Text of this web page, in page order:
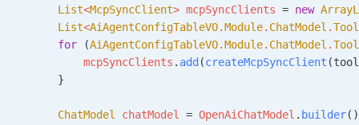
        List
<McpSyncClient> mcpSyncClients = new
        List
<AiAgentConfigTableVO.Module. ChatModel .
        for
(AiAgentConfigTableVO.Module. ChatModel .
            mcpSyncClients
. add (createMcpSyncClient
        }
        ChatModel
chatModel = OpenAiChatModel . builder()